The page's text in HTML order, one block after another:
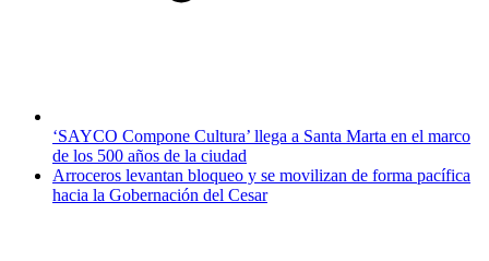
‘SAYCO Compone Cultura’ llega a Santa Marta en el marco
de los 500 años de la ciudad
Arroceros levantan bloqueo y se movilizan de forma pacífica
hacia la Gobernación del Cesar